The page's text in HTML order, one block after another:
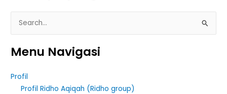
e
a
c
Menu Navigasi
Profil
Profil Ridho Aqiqah (Ridho group)